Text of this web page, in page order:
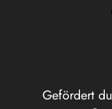
Gefördert